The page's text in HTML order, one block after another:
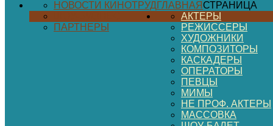
ГЛАВНАЯСТРАНИЦА
НОВОСТИ КИНОТРУД
ПАРТНЕРЫ
АКТЕРЫ
РЕЖИССЕРЫ
ХУДОЖНИКИ
КОМПОЗИТОРЫ
КАСКАДЕРЫ
ОПЕРАТОРЫ
ПЕВЦЫ
МИМЫ
НЕ ПРОФ. АКТЕРЫ
МАССОВКА